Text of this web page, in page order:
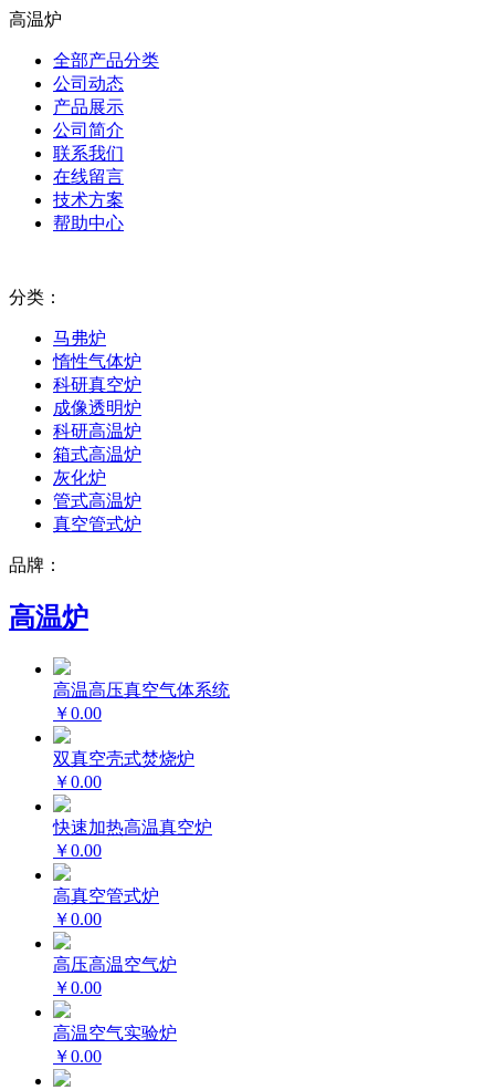
高温炉
全部产品分类
公司动态
产品展示
公司简介
联系我们
在线留言
技术方案
帮助中心
分类：
马弗炉
惰性气体炉
科研真空炉
成像透明炉
科研高温炉
箱式高温炉
灰化炉
管式高温炉
真空管式炉
品牌：
高温炉
高温高压真空气体系统
￥0.00
双真空壳式焚烧炉
￥0.00
快速加热高温真空炉
￥0.00
高真空管式炉
￥0.00
高压高温空气炉
￥0.00
高温空气实验炉
￥0.00